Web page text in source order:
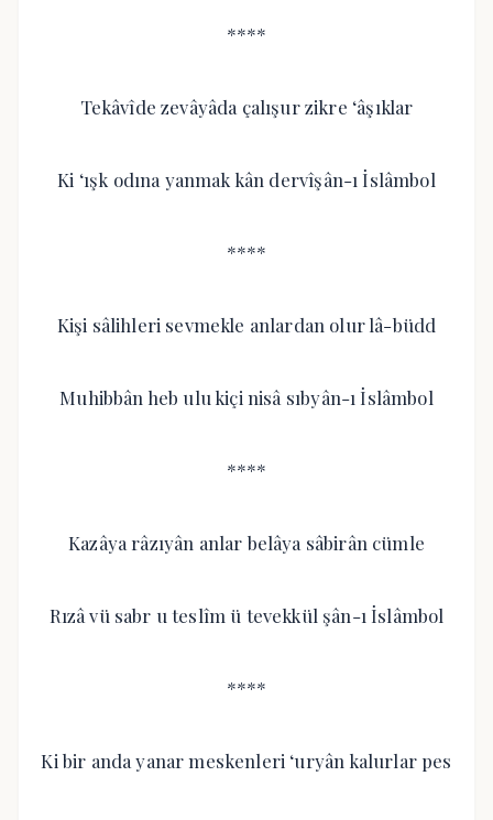
****
Tekâvîde zevâyâda çalışur zikre ‘âşıklar
Ki ‘ışk odına yanmak kân dervîşân-ı İslâmbol
****
Kişi sâlihleri sevmekle anlardan olur lâ-büdd
Muhibbân heb ulu kiçi nisâ sıbyân-ı İslâmbol
****
Kazâya râzıyân anlar belâya sâbirân cümle
Rızâ vü sabr u teslîm ü tevekkül şân-ı İslâmbol
****
Ki bir anda yanar meskenleri ‘uryân kalurlar pes